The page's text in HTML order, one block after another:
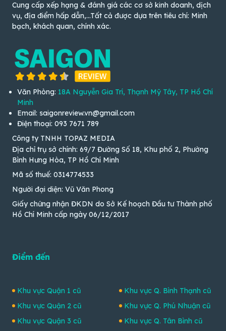
Cung cấp xếp hạng & đánh giá các cơ sở kinh doanh, dịch
vụ, địa điểm hấp dẫn,...Tất cả được dựa trên tiêu chí: Minh
bạch, khách quan, chính xác.
Văn Phòng: 18A Nguyễn Gia Trí, Thạnh Mỹ Tây, TP Hồ Chí
Minh
Email: saigonreview.vn@gmail.com
Điện thoại: 093 7671 789
Công ty TNHH TOPAZ MEDIA
Địa chỉ trụ sở chính: 69/7 Đường Số 18, Khu phố 2, Phường
Bình Hưng Hòa, TP Hồ Chí Minh
Mã số thuế: 0314774533
Người đại diện: Vũ Văn Phong
Giấy chứng nhận ĐKDN do Sở Kế hoạch Đầu tư Thành phố
Hồ Chí Minh cấp ngày 06/12/2017
Điểm đến
Khu vực Quận 1 cũ
Khu vực Quận 2 cũ
Khu vực Quận 3 cũ
Khu vực Q. Bình Thạnh cũ
Khu vực Q. Phú Nhuận cũ
Khu vực Q. Tân Bình cũ